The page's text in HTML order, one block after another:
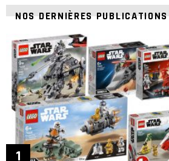
NOS DERNIÈRES PUBLICATIONS